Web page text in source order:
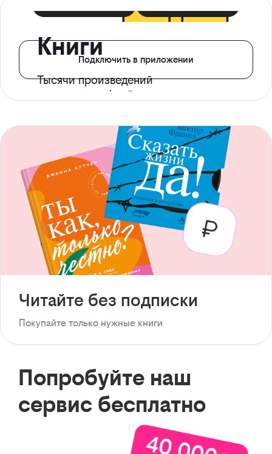
Книги
Тысячи произведений
с доступом офлайн
Подключить в приложении
Читайте без подписки
Покупайте только нужные книги
Попробуйте наш
сервис бесплатно